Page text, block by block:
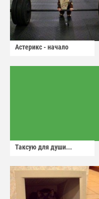
Астерикс - начало
Таксую для души...